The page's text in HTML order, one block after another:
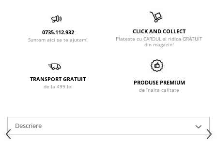
0735.112.932
Suntem aici sa te ajutam!
CLICK AND COLLECT
Plateste cu CARDUL si ridica GRATUIT
din magazin!
TRANSPORT GRATUIT
de la 499 lei
PRODUSE PREMIUM
de înalta calitate
Descriere